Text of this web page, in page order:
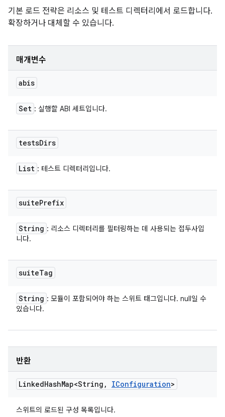
기본 로드 전략은 리소스 및 테스트 디렉터리에서 로드합니다.
확장하거나 대체할 수 있습니다.
매개변수
abis
Set : 실행할 ABI 세트입니다.
testsDirs
List : 테스트 디렉터리입니다.
suitePrefix
String : 리소스 디렉터리를 필터링하는 데 사용되는 접두사입
니다.
suiteTag
String : 모듈이 포함되어야 하는 스위트 태그입니다. null일 수
있습니다.
반환
LinkedHashMap<String , IConfiguration>
스위트의 로드된 구성 목록입니다.